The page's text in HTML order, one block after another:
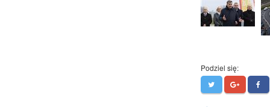
Podziel się: